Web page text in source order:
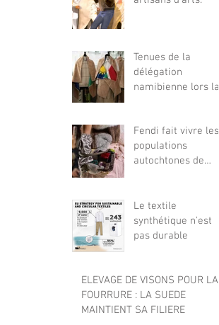
Tenues de la
délégation
namibienne lors la
olympique
Fendi fait vivre les
populations
autochtones de
Le textile
synthétique n'est
pas durable
ELEVAGE DE VISONS POUR LA
FOURRURE : LA SUEDE
MAINTIENT SA FILIERE